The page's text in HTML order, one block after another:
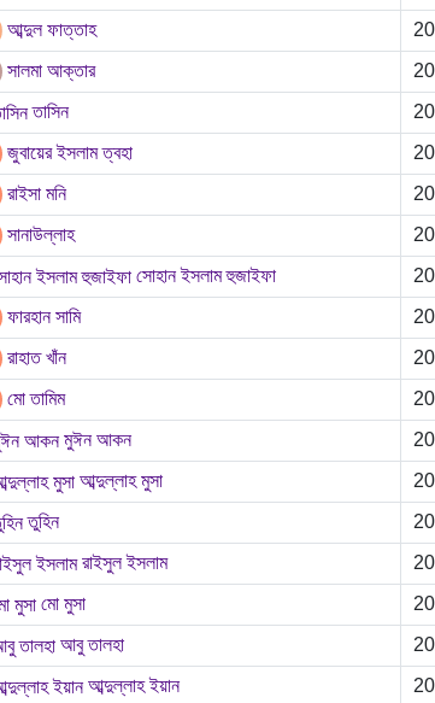
আব্দুল ফাত্তাহ
সালমা আক্তার
তাসিন
জুবায়ের ইসলাম ত্বহা
রাইসা মনি
সানাউল্লাহ
সোহান ইসলাম হুজাইফা
ফারহান সামি
রাহাত খাঁন
মো তামিম
মুঈন আকন
আব্দুল্লাহ মুসা
তুহিন
রাইসুল ইসলাম
মো মুসা
আবু তালহা
আব্দুল্লাহ ইয়ান